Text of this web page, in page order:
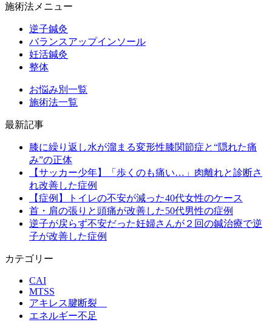
施術法メニュー
逆子鍼灸
バランスアップインソール
妊活鍼灸
整体
お悩み別一覧
施術法一覧
最新記事
膝に繰り返し水が溜まる変形性膝関節症と“隠れた痛
み”の正体
【サッカー少年】「歩くのも痛い…」肉離れと診断さ
れ改善した症例
【症例】トイレの不安が減った40代女性のケース
首・肩の張りと頭痛が改善した50代男性の症例
逆子が戻らず不安だった妊婦さんが２回の鍼治療で逆
子が改善した症例
カテゴリー
CAI
MTSS
アキレス腱断裂
エネルギー不足